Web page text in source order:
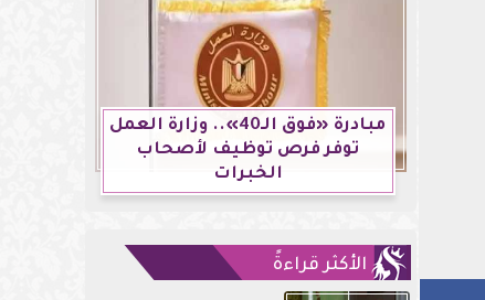
مبادرة «فوق الـ40».. وزارة العمل
توفر فرص توظيف لأصحاب
الخبرات
الأكثر قراءةً